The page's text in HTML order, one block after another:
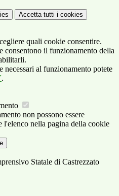
Accetta tutti i cookies
quali cookie consentire.
consentono il funzionamento della
necessari al funzionamento potete
.
non possono essere
l'elenco nella pagina della cookie
Statale di Castrezzato